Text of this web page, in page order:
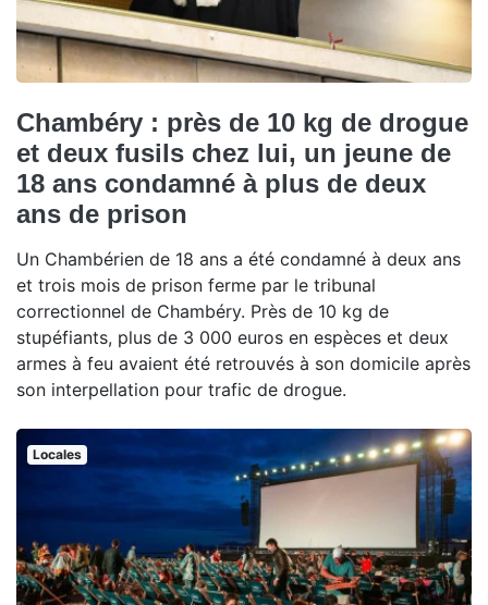
Chambéry : près de 10 kg de drogue
et deux fusils chez lui, un jeune de
18 ans condamné à plus de deux
ans de prison
Un Chambérien de 18 ans a été condamné à deux ans
et trois mois de prison ferme par le tribunal
correctionnel de Chambéry. Près de 10 kg de
stupéfiants, plus de 3 000 euros en espèces et deux
armes à feu avaient été retrouvés à son domicile après
son interpellation pour trafic de drogue.
Locales